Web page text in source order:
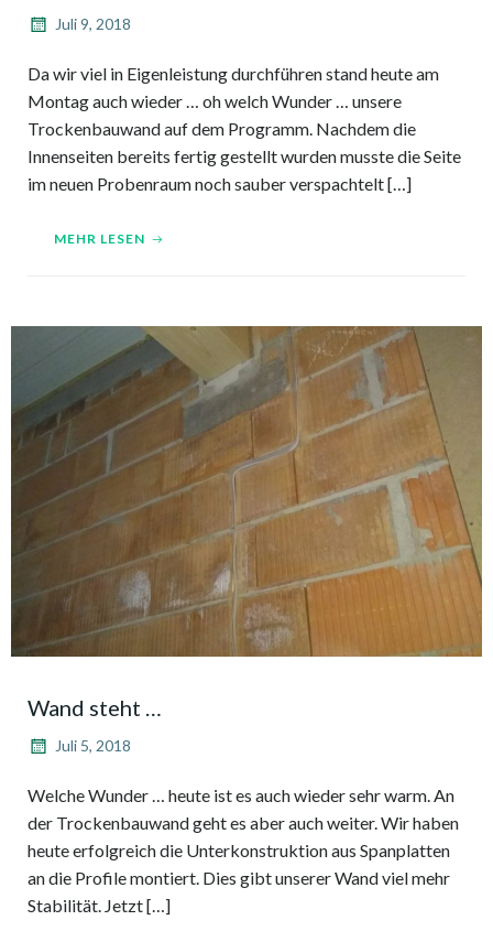
Juli 9, 2018
Da wir viel in Eigenleistung durchführen stand heute am
Montag auch wieder … oh welch Wunder … unsere
Trockenbauwand auf dem Programm. Nachdem die
Innenseiten bereits fertig gestellt wurden musste die Seite
im neuen Probenraum noch sauber verspachtelt […]
MEHR LESEN
Wand steht …
Juli 5, 2018
Welche Wunder … heute ist es auch wieder sehr warm. An
der Trockenbauwand geht es aber auch weiter. Wir haben
heute erfolgreich die Unterkonstruktion aus Spanplatten
an die Profile montiert. Dies gibt unserer Wand viel mehr
Stabilität. Jetzt […]